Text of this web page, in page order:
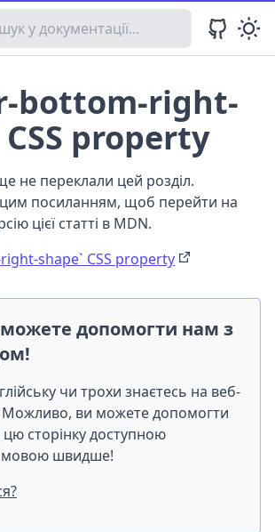
bottom-right-
property
не переклали цей розділ.
цим посиланням, щоб перейти на
цієї статті в MDN.
shape` CSS property
допомогти нам з
чи трохи знаєтесь на веб-
Можливо, ви можете допомогти
сторінку доступною
мовою швидше!